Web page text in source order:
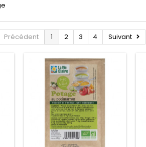
Précédent 1 2 3 4 Suivant